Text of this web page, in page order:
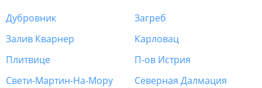
Дубровник
Загреб
Залив Кварнер
Карловац
Плитвице
П-ов Истрия
Свети-Мартин-На-Мору
Северная Далмация